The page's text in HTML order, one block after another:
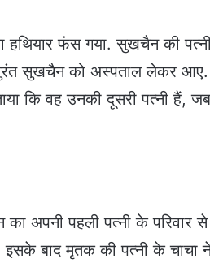
हथियार फंस गया. सुखचैन की
तुरंत सुखचैन को अस्पताल लेकर आए.
कि वह उनकी दूसरी पत्नी हैं,
अपनी पहली पत्नी के परिवार से
इसके बाद मृतक की पत्नी के चाचा